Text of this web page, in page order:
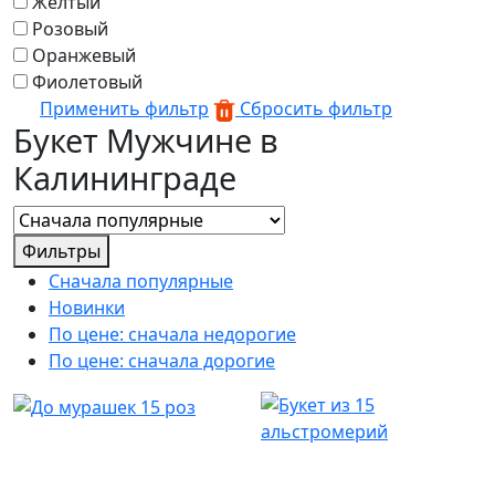
Розовый
Оранжевый
Фиолетовый
Применить фильтр
Сбросить фильтр
Букет Мужчине в
Калининграде
Фильтры
Сначала популярные
Новинки
По цене: сначала недорогие
По цене: сначала дорогие